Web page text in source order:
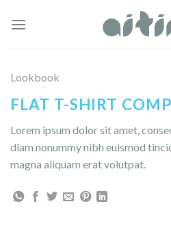
Lookbook
FLAT T-SHIRT
Lorem ipsum dolor sit amet,
diam nonummy nibh euismod
magna aliquam erat volutpat.